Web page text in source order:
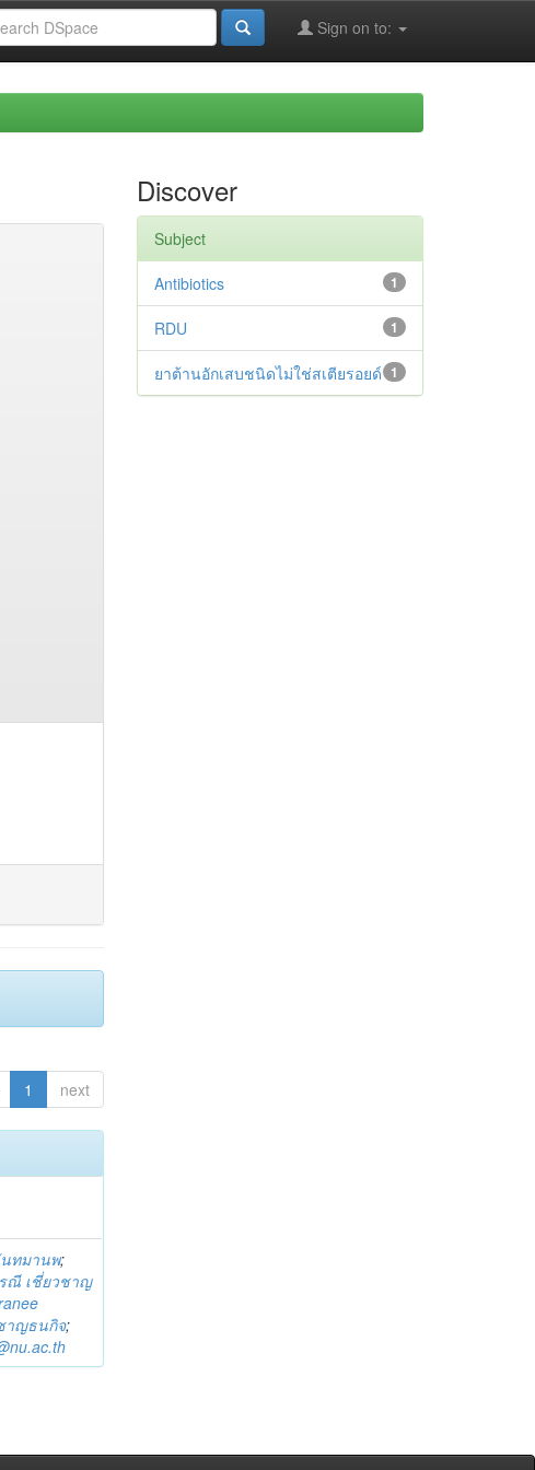
Sign on to:
1 next
ทมานพ;
ณี เชี่ยวชาญ
าญธนกิจ;
Discover
Subject
1
Antibiotics
1
RDU
1
ยาต้านอักเสบชนิดไม่ใช่สเตียรอยด์